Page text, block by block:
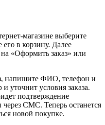
магазине выберите
в корзину. Далее
«Оформить заказ» или
напишите ФИО, телефон и
уточнит условия заказа.
подтверждение
СМС. Теперь останется
новой покупке.